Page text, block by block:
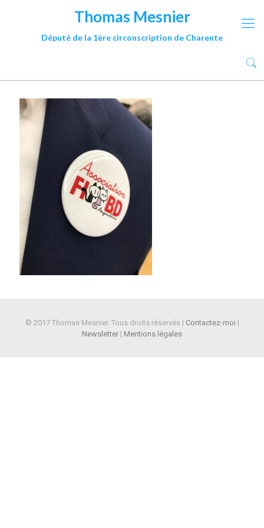
Thomas Mesnier
Député de la 1ère circonscription de Charente
© 2017 Thomas Mesnier. Tous droits réservés | Contactez-moi |
Newsletter | Mentions légales